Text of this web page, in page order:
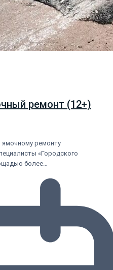
ремонт (12+)
ремонту
«Городского
более…